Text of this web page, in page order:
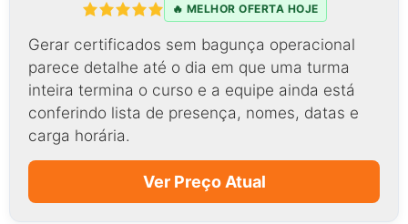
🔥 MELHOR OFERTA HOJE
Gerar certificados sem bagunça operacional
parece detalhe até o dia em que uma turma
inteira termina o curso e a equipe ainda está
conferindo lista de presença, nomes, datas e
carga horária.
Ver Preço Atual